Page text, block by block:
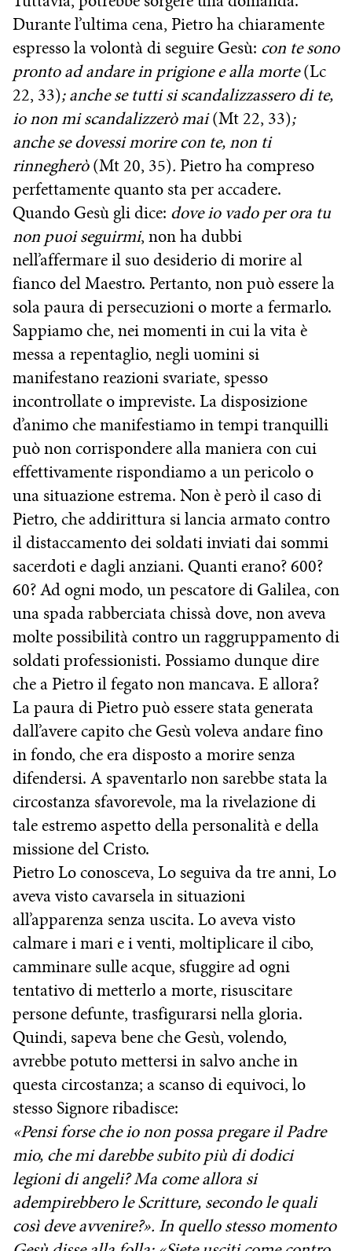
Durante l’ultima cena, Pietro ha chiaramente
espresso la volontà di seguire Gesù: con te sono
pronto ad andare in prigione e alla morte(Lc
22, 33); anche se tutti si scandalizzassero di te,
io non mi scandalizzerò mai(Mt 22, 33);
anche se dovessi morire con te, non ti
rinnegherò(Mt 20, 35). Pietro ha compreso
perfettamente quanto sta per accadere.
Quando Gesù gli dice: dove io vado per ora tu
non puoi seguirmi, non ha dubbi
nell’affermare il suo desiderio di morire al
fianco del Maestro. Pertanto, non può essere la
sola paura di persecuzioni o morte a fermarlo.
Sappiamo che, nei momenti in cui la vita è
messa a repentaglio, negli uomini si
manifestano reazioni svariate, spesso
incontrollate o impreviste. La disposizione
d’animo che manifestiamo in tempi tranquilli
può non corrispondere alla maniera con cui
effettivamente rispondiamo a un pericolo o
una situazione estrema. Non è però il caso di
Pietro, che addirittura si lancia armato contro
il distaccamento dei soldati inviati dai sommi
sacerdoti e dagli anziani. Quanti erano? 600?
60? Ad ogni modo, un pescatore di Galilea, con
una spada rabberciata chissà dove, non aveva
molte possibilità contro un raggruppamento di
soldati professionisti. Possiamo dunque dire
che a Pietro il fegato non mancava. E allora?
La paura di Pietro può essere stata generata
dall’avere capito che Gesù voleva andare fino
in fondo, che era disposto a morire senza
difendersi. A spaventarlo non sarebbe stata la
circostanza sfavorevole, ma la rivelazione di
tale estremo aspetto della personalità e della
missione del Cristo.
Pietro Lo conosceva, Lo seguiva da tre anni, Lo
aveva visto cavarsela in situazioni
all’apparenza senza uscita. Lo aveva visto
calmare i mari e i venti, moltiplicare il cibo,
camminare sulle acque, sfuggire ad ogni
tentativo di metterlo a morte, risuscitare
persone defunte, trasfigurarsi nella gloria.
Quindi, sapeva bene che Gesù, volendo,
avrebbe potuto mettersi in salvo anche in
questa circostanza; a scanso di equivoci, lo
stesso Signore ribadisce:
«Pensi forse che io non possa pregare il Padre
mio, che mi darebbe subito più di dodici
legioni di angeli? Ma come allora si
adempirebbero le Scritture, secondo le quali
così deve av­venire?». In quello stesso momento